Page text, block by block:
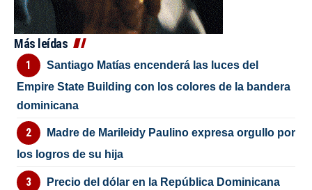
Más leídas
Santiago Matías encenderá las luces del
Empire State Building con los colores de la bandera
dominicana
Madre de Marileidy Paulino expresa orgullo por
los logros de su hija
Precio del dólar en la República Dominicana